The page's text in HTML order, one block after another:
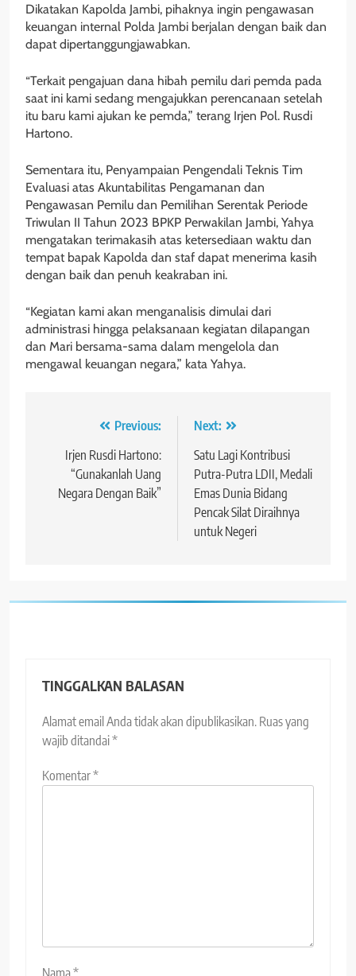
Dikatakan Kapolda Jambi, pihaknya ingin pengawasan
keuangan internal Polda Jambi berjalan dengan baik dan
dapat dipertanggungjawabkan.
“Terkait pengajuan dana hibah pemilu dari pemda pada
saat ini kami sedang mengajukkan perencanaan setelah
itu baru kami ajukan ke pemda,” terang Irjen Pol. Rusdi
Hartono.
Sementara itu, Penyampaian Pengendali Teknis Tim
Evaluasi atas Akuntabilitas Pengamanan dan
Pengawasan Pemilu dan Pemilihan Serentak Periode
Triwulan II Tahun 2023 BPKP Perwakilan Jambi, Yahya
mengatakan terimakasih atas ketersediaan waktu dan
tempat bapak Kapolda dan staf dapat menerima kasih
dengan baik dan penuh keakraban ini.
“Kegiatan kami akan menganalisis dimulai dari
administrasi hingga pelaksanaan kegiatan dilapangan
dan Mari bersama-sama dalam mengelola dan
mengawal keuangan negara,” kata Yahya.
Navigasi
pos
Previous:
Irjen Rusdi Hartono:
“Gunakanlah Uang
Negara Dengan Baik”
Next:
Satu Lagi Kontribusi
Putra-Putra LDII, Medali
Emas Dunia Bidang
Pencak Silat Diraihnya
untuk Negeri
TINGGALKAN BALASAN
Alamat email Anda tidak akan dipublikasikan. Ruas yang
wajib ditandai*
Komentar*